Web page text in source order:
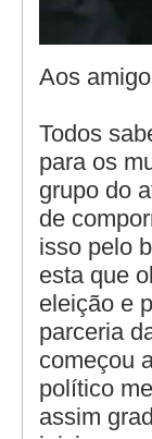
Aos
Todos
para os
grupo do
de
isso pelo
esta que
eleição e
parceria
começou
político
assim